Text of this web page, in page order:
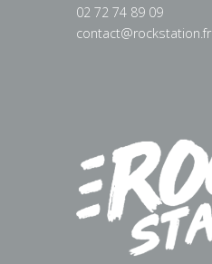
02 72 74 89 09
contact@rockstation.fr